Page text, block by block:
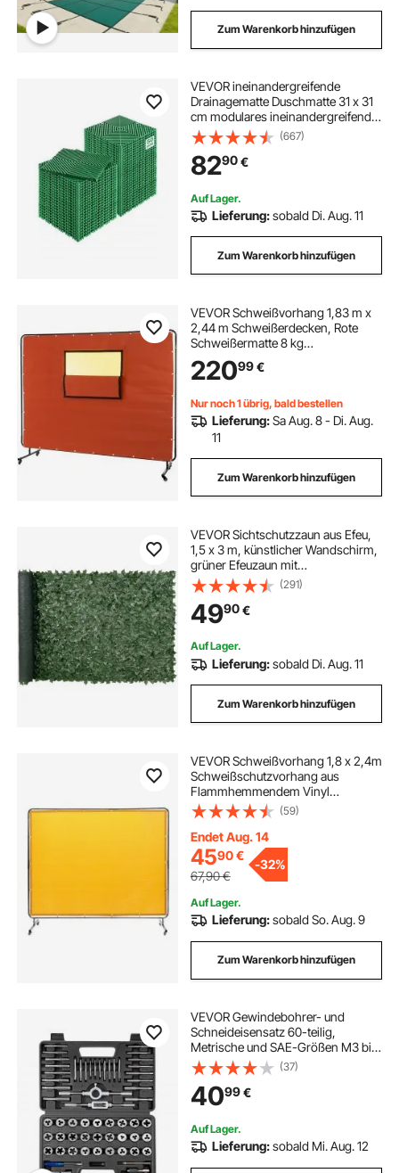
Zum Warenkorb hinzufügen
VEVOR ineinandergreifende
Drainagematte Duschmatte 31 x 31
cm modulares ineinandergreifende
Bodenmatten, 50 Stk. Spleiß-
Drainagematten, rutschfeste
Drainage-Bodenfliesen, für Garage
Garten Grün
(667)
8290€
Auf Lager.
Lieferung:sobald Di. Aug. 11
Zum Warenkorb hinzufügen
VEVOR Schweißvorhang 1,83 m x
2,44 m Schweißerdecken, Rote
Schweißermatte 8 kg
Hitzeschutzdecke, 0,5 mm Dicke
Feuerfeste Unterlage, 90 cm x 38
für Schweißwerkstätten
22099€
Nur noch 1 übrig, bald bestellen
Lieferung:Sa Aug. 8 - Di. Aug.
11
Zum Warenkorb hinzufügen
VEVOR Sichtschutzzaun aus Efeu,
1,5 x 3 m, künstlicher Wandschirm,
grüner Efeuzaun mit
Netzgeweberückseite und
verstärkter Verbindung, künstliche
Hecken mit Weinblättern für Garten,
Hof, Balkon
(291)
4990€
Auf Lager.
Lieferung:sobald Di. Aug. 11
Zum Warenkorb hinzufügen
VEVOR Schweißvorhang 1,8 x 2,4m
Schweißschutzvorhang aus
Flammhemmendem Vinyl
Schweißschutzwand mit 4
Schwenkrädern und einem 6-
stufigen UV-Schutz
Schweißerdecke Schweißschutz
Gelb
(59)
Endet Aug. 14
4590€
67,90€
-32%
Auf Lager.
Lieferung:sobald So. Aug. 9
Zum Warenkorb hinzufügen
VEVOR Gewindebohrer- und
Schneideisensatz 60-teilig,
Metrische und SAE-Größen M3 bis
M12, Nr. 4 bis 1/2 Zoll, mit Grob-
und Feingewindebohrern und -
schneideisen, Schraubenschlüssel
und Tragekoffer
(37)
4099€
Auf Lager.
Lieferung:sobald Mi. Aug. 12